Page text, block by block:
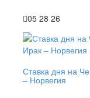
05 28 26
Ставка дня на
– Норвегия